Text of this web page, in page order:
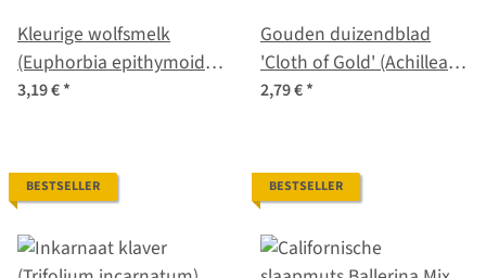
Kleurige wolfsmelk
(Euphorbia epithymoides
syn. polychroma) zaden
3,19 €*
Gouden duizendblad
'Cloth of Gold' (Achillea
filipendulina) zaad
2,79 €*
BESTSELLER BESTSELLER